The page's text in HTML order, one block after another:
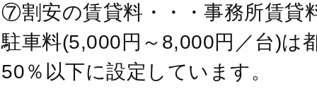
⑦割安の賃貸料・・・事務所賃貸
駐車料(5,000円～8,000円／台)は
50％以下に設定しています。